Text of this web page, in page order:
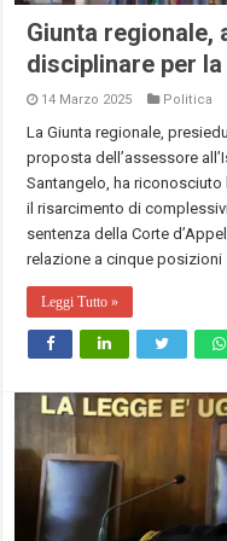
Giunta regionale,
disciplinare per
14 Marzo 2025 Politica
La Giunta regionale,
proposta dell’assessore
Santangelo, ha
il risarcimento di
sentenza della Corte
relazione a cinque posizioni …
Leggi Tutto »